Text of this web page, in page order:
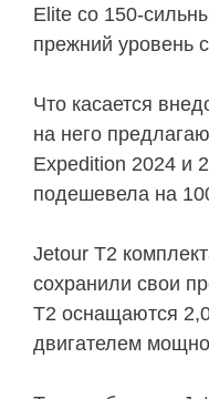
Elite со 150-
прежний уровень
Что касается
на него
Expedition 2024 и
подешевела на
Jetour T2
сохранили свои
T2 оснащаются
двигателем